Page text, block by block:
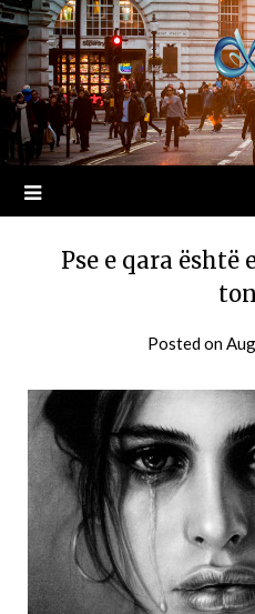
Pse e qara
Posted on